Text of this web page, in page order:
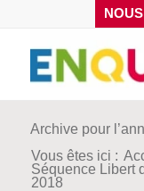
Archive pour
Vous êtes ici :
Séquence Libert
2018